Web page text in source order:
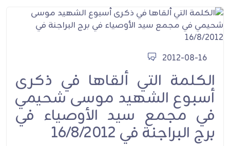
2012-08-16
الكلمة التي ألقاها في ذكرى
أسبوع الشهيد موسى شحيمي
في مجمع سيد الأوصياء في
برج البراجنة في 16/8/2012